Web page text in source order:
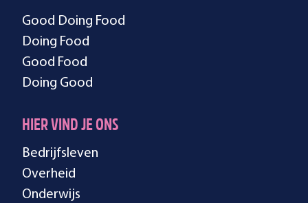
Good Doing Food
Doing Food
Good Food
Doing Good
HIER VIND JE ONS
Bedrijfsleven
Overheid
Onderwijs